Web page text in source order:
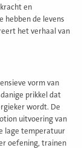
en
hebben de levens
het verhaal van
vorm van
prikkel dat
wordt. De
uitvoering van
lage temperatuur
oefening, trainen